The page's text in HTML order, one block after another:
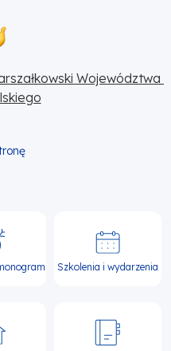
Województwa
Szkolenia i wydarzenia